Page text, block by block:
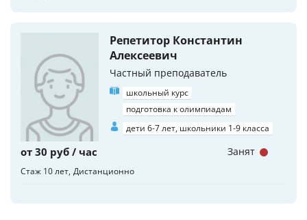
Репетитор Константин
Алексеевич
Частный преподаватель
школьный курс
подготовка к олимпиадам
дети 6-7 лет, школьники 1-9 класса
от 30 руб / час
Стаж 10 лет Дистанционно
Занят